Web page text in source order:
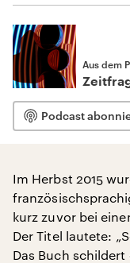
Aus dem
Podcast
Im Herbst 2015
kurz zuvor bei
Der Titel lautete:
Das Buch schildert